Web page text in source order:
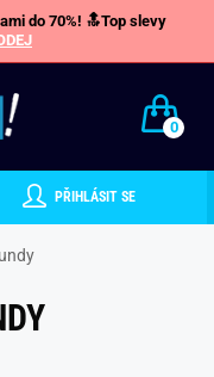
do 70%! 🔝Top slevy
0
PŘIHLÁSIT SE